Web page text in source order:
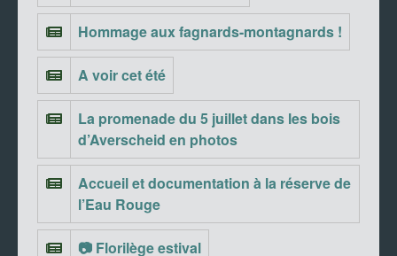
Hommage aux fagnards-montagnards !
A voir cet été
La promenade du 5 juillet dans les bois
d’Averscheid en photos
Accueil et documentation à la réserve de
l’Eau Rouge
📷 Florilège estival